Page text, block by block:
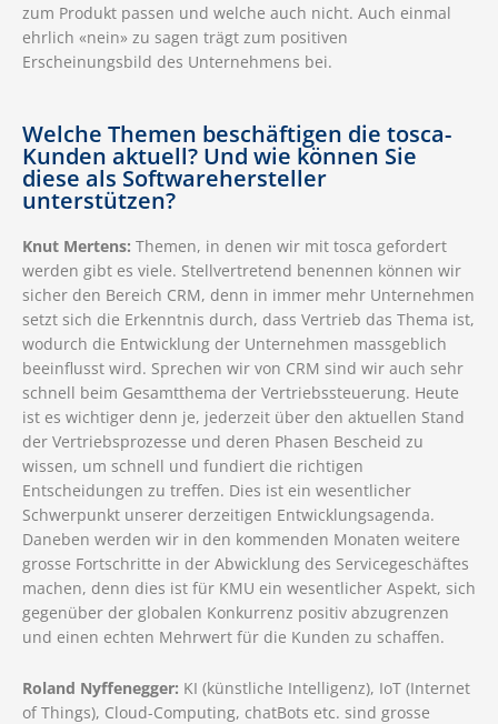
zum Produkt passen und welche auch nicht. Auch einmal
ehrlich «nein» zu sagen trägt zum positiven
Erscheinungsbild des Unternehmens bei.
Welche Themen beschäftigen die tosca-
Kunden aktuell? Und wie können Sie
diese als Softwarehersteller
unterstützen?
Knut Mertens: Themen, in denen wir mit tosca gefordert
werden gibt es viele. Stellvertretend benennen können wir
sicher den Bereich CRM, denn in immer mehr Unternehmen
setzt sich die Erkenntnis durch, dass Vertrieb das Thema ist,
wodurch die Entwicklung der Unternehmen massgeblich
beeinflusst wird. Sprechen wir von CRM sind wir auch sehr
schnell beim Gesamtthema der Vertriebssteuerung. Heute
ist es wichtiger denn je, jederzeit über den aktuellen Stand
der Vertriebsprozesse und deren Phasen Bescheid zu
wissen, um schnell und fundiert die richtigen
Entscheidungen zu treffen. Dies ist ein wesentlicher
Schwerpunkt unserer derzeitigen Entwicklungsagenda.
Daneben werden wir in den kommenden Monaten weitere
grosse Fortschritte in der Abwicklung des Servicegeschäftes
machen, denn dies ist für KMU ein wesentlicher Aspekt, sich
gegenüber der globalen Konkurrenz positiv abzugrenzen
und einen echten Mehrwert für die Kunden zu schaffen.
Roland Nyffenegger: KI (künstliche Intelligenz), IoT (Internet
of Things), Cloud-Computing, chatBots etc. sind grosse